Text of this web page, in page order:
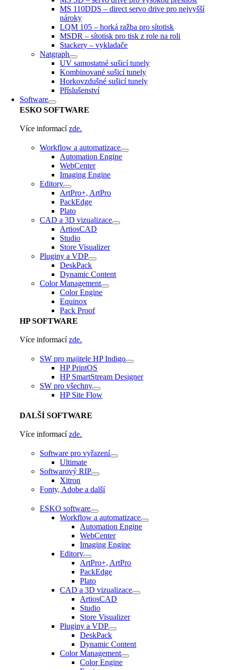
MS 110DDS – direct servo drive pro nejvyšší
nároky
LQM 105 – horká ražba pro sítotisk
MSDR – sítotisk pro tisk z role na roli
Stackery – vykladače
Natgraph
UV samostatné sušicí tunely
Kombinované sušicí tunely
Horkovzdušné sušicí tunely
Příslušenství
Software
ESKO SOFTWARE
Více informacízde.
Workflow a automatizace
Automation Engine
WebCenter
Imaging Engine
Editory
ArtPro+, ArtPro
PackEdge
Plato
CAD a 3D vizualizace
ArtiosCAD
Studio
Store Visualizer
Pluginy a VDP
DeskPack
Dynamic Content
Color Management
Color Engine
Equinox
Pack Proof
HPSOFTWARE
Více informacízde.
SW pro majitele HP Indigo
HP PrintOS
HP SmartStream Designer
SW pro všechny
HP Site Flow
DALŠÍ SOFTWARE
Více informacízde.
Software pro vyřazení
Ultimate
Softwarový RIP
Xitron
Fonty, Adobe a další
ESKO software
Workflow a automatizace
Automation Engine
WebCenter
Imaging Engine
Editory
ArtPro+, ArtPro
PackEdge
Plato
CAD a 3D vizualizace
ArtiosCAD
Studio
Store Visualizer
Pluginy a VDP
DeskPack
Dynamic Content
Color Management
Color Engine